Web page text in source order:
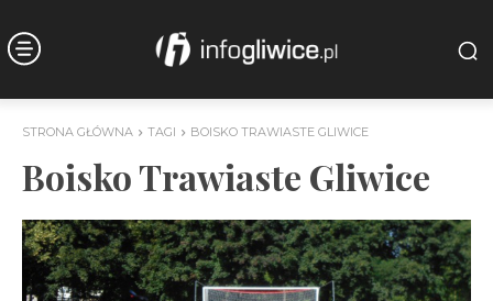
STRONA GŁÓWNA TAGI BOISKO TRAWIASTE GLIWICE
Boisko Trawiaste Gliwice